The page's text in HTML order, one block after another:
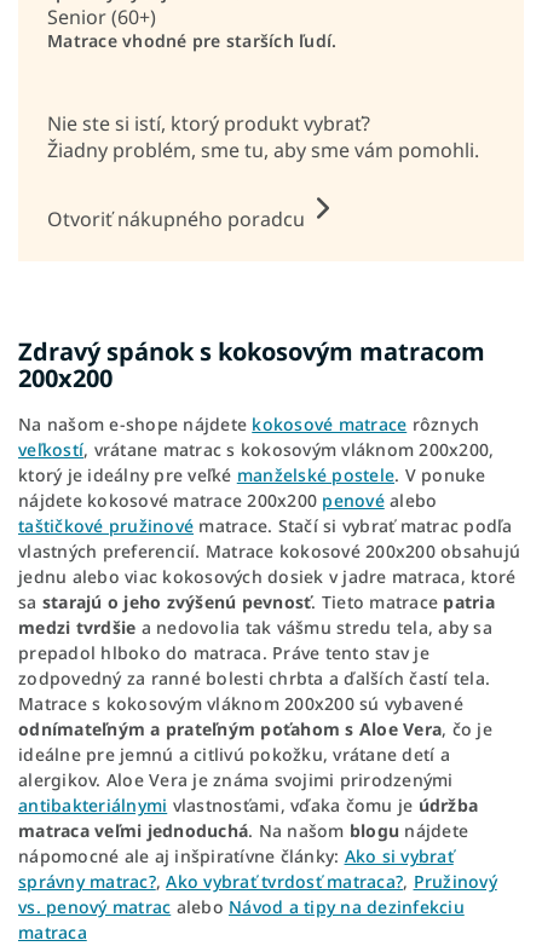
Senior (60+)
Matrace vhodné pre starších ľudí.
Nie ste si istí, ktorý produkt vybrať?
Žiadny problém, sme tu, aby sme vám pomohli.
Otvoriť nákupného poradcu
Zdravý spánok s kokosovým matracom
200x200
Na našom e-shope nájdete kokosové matrace rôznych
veľkostí, vrátane matrac s kokosovým vláknom 200x200,
ktorý je ideálny pre veľké manželské postele. V ponuke
nájdete kokosové matrace 200x200 penovéalebo
taštičkové pružinové matrace. Stačí si vybrať matrac podľa
vlastných preferencií. Matrace kokosové 200x200 obsahujú
jednu alebo viac kokosových dosiek v jadre matraca, ktoré
sa starajú o jeho zvýšenú pevnosť. Tieto matrace patria
medzi tvrdšie a nedovolia tak vášmu stredu tela, aby sa
prepadol hlboko do matraca. Práve tento stav je
zodpovedný za ranné bolesti chrbta a ďalších častí tela.
Matrace s kokosovým vláknom 200x200 sú vybavené
odnímateľným a prateľným poťahom s Aloe Vera, čo je
ideálne pre jemnú a citlivú pokožku, vrátane detí a
alergikov. Aloe Vera je známa svojimi prirodzenými
antibakteriálnymi vlastnosťami, vďaka čomu je údržba
matraca veľmi jednoduchá. Na našom blogu nájdete
nápomocné ale aj inšpiratívne články: Ako si vybrať
správny matrac?,Ako vybrať tvrdosť matraca?, Pružinový
vs. penový matrac alebo Návod a tipy na dezinfekciu
matraca